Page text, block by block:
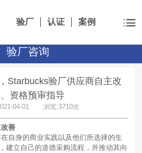
验厂 认证 案例
验厂咨询
Starbucks验厂供应商自主改
资格预审指导
04-01 浏览:3710次
善
身的商业实践以及他们所选择的生
建立自己的道德采购流程，并推动其向